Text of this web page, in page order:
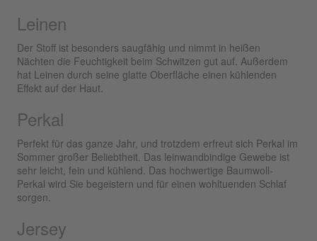
Leinen
Der Stoff ist besonders saugfähig und nimmt in heißen
Nächten die Feuchtigkeit beim Schwitzen gut auf. Außerdem
hat Leinen durch seine glatte Oberfläche einen kühlenden
Effekt auf der Haut.
Perkal
Perfekt für das ganze Jahr, und trotzdem erfreut sich Perkal im
Sommer großer Beliebtheit. Das leinwandbindige Gewebe ist
sehr leicht, fein und kühlend. Das hochwertige Baumwoll-
Perkal wird Sie begeistern und für einen wohltuenden Schlaf
sorgen.
Jersey